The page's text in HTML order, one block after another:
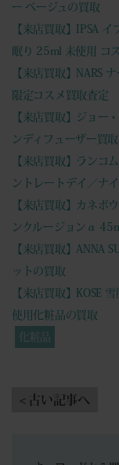
ー ベージュの買取
【来店買取】IPSA
眠り 25ml 未使用 コ
【来店買取】NARS
限定コスメ買取査定
【来店買取】ジョー
ンディフューザー買
【来店買取】ランコ
ントレートデイ／ナ
【来店買取】カネボ
ンクルージョンα
【来店買取】ANNA
ットの買取
【来店買取】KOSE
使用化粧品の買取
化粧品
< 古い記事へ